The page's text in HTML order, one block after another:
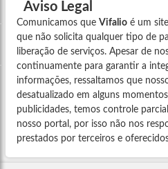
Aviso Legal
Comunicamos que Vifalio é um
que não solicita qualquer tipo de
liberação de serviços. Apesar de
continuamente para garantir a
informações, ressaltamos que
desatualizado em alguns
publicidades, temos controle
nosso portal, por isso não nos
prestados por terceiros e